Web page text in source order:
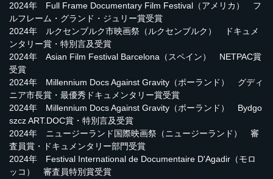
2024年 Full Frame Documentary Film Festival（アメリカ） フ
ルフレーム・グランド・ジュリー賞受賞
2024年 ルクセンブルク市映画祭（ルクセンブルク） ドキュメ
ンタリー賞・特別言及受賞
2024年 Asian Film Festival Barcelona（スペイン） NETPAC賞
受賞
2024年 Millennium Docs Against Gravity（ポーランド） グディ
ニア市長賞・最優秀ドキュメンタリー賞受賞
2024年 Millennium Docs Against Gravity（ポーランド） Bydgo
szcz ART.DOC賞・特別言及受賞
2024年 ニュージーランド国際映画祭（ニュージーランド） 審
査員賞・ドキュメンタリー部門受賞
2024年 Festival International de Documentaire D'Agadir（モロ
ッコ） 審査員特別賞受賞